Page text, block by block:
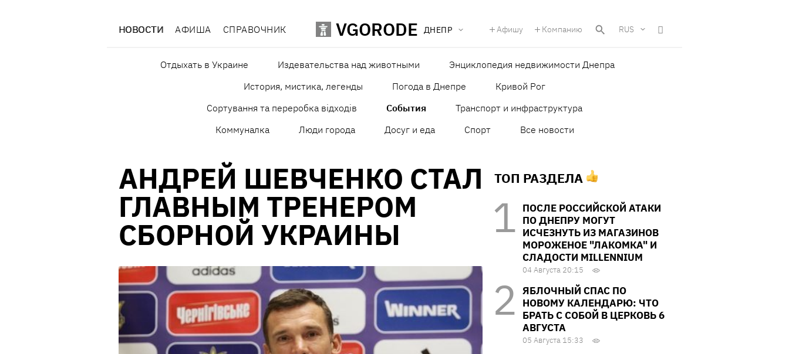
НОВОСТИ АФИША СПРАВОЧНИК VGORODE ДНЕПР Афишу Компанию RUS
Отдыхать в Украине Издевательства над животными
Энциклопедия недвижимости Днепра
История, мистика, легенды
Погода в Днепре
Кривой Рог
Сортування та переробка відходів
События
Транспорт и инфраструктура
Коммуналка
Люди города Досуг и еда Спорт Все новости
АНДРЕЙ ШЕВЧЕНКО СТАЛ
ГЛАВНЫМ ТРЕНЕРОМ
СБОРНОЙ УКРАИНЫ
ТОП РАЗДЕЛА
ПОСЛЕ РОССИЙСКОЙ АТАКИ
ПО ДНЕПРУ МОГУТ
ИСЧЕЗНУТЬ ИЗ МАГАЗИНОВ
МОРОЖЕНОЕ "ЛАКОМКА" И
СЛАДОСТИ MILLENNIUM
04 Августа 20:15
ЯБЛОЧНЫЙ СПАС ПО
НОВОМУ КАЛЕНДАРЮ: ЧТО
БРАТЬ С СОБОЙ В ЦЕРКОВЬ 6
АВГУСТА
05 Августа 15:33